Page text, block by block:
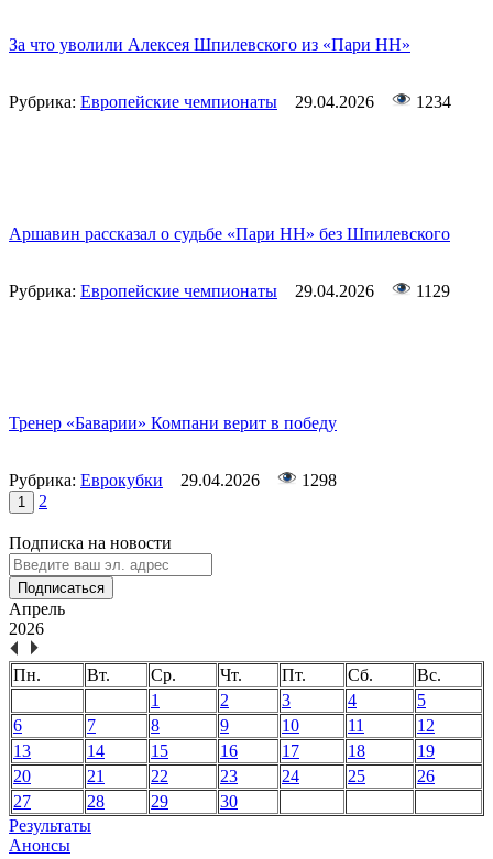
За что уволили Алексея Шпилевского из «Пари НН»
Рубрика: Европейские чемпионаты 29.04.2026 1234
Аршавин рассказал о судьбе «Пари НН» без Шпилевского
Рубрика: Европейские чемпионаты 29.04.2026 1129
Тренер «Баварии» Компани верит в победу
Рубрика: Еврокубки 29.04.2026 1298
1 2
Подписка на новости
Подписаться
Апрель
2026
Пн. Вт. Ср. Чт. Пт. Сб.
Вс.
1
2 3 4
5
6
7 8 9 10 11
12
13
14 15 16 17 18
19
20
21 22 23 24 25
26
27
28 29
30
Результаты
Анонсы